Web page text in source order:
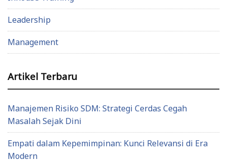
Leadership
Management
Artikel Terbaru
Manajemen Risiko SDM: Strategi Cerdas Cegah
Masalah Sejak Dini
Empati dalam Kepemimpinan: Kunci Relevansi di Era
Modern